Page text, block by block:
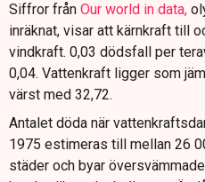
Siffror från Our world in data,
inräknat, visar att kärnkraft till
vindkraft. 0,03 dödsfall per
0,04. Vattenkraft ligger som
värst med 32,72.
Antalet döda när
1975 estimeras till mellan 26
städer och byar